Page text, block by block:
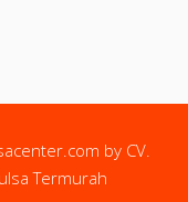
by CV.
Termurah